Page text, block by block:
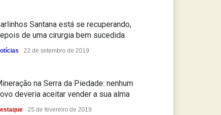
Santana está se recuperando,
de uma cirurgia bem sucedida
22 de setembro de 2019
na Serra da Piedade: nenhum
deveria aceitar vender a sua alma
25 de fevereiro de 2019